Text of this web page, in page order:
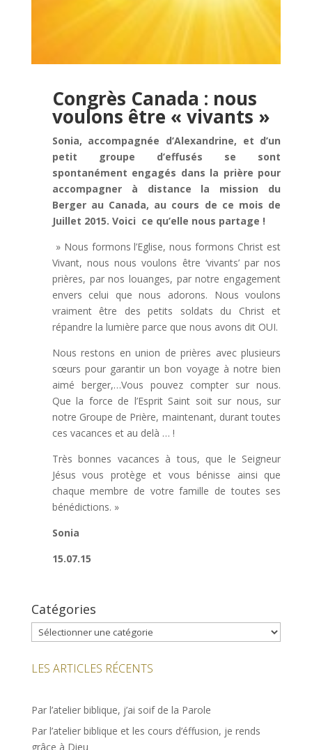
Congrès Canada : nous
voulons être « vivants »
Sonia, accompagnée d’Alexandrine, et d’un
petit groupe d’effusés se sont
spontanément engagés dans la prière pour
accompagner à distance la mission du
Berger au Canada, au cours de ce mois de
Juillet 2015. Voici ce qu’elle nous partage !
» Nous formons l’Eglise, nous formons Christ est
Vivant, nous nous voulons être ‘vivants’ par nos
prières, par nos louanges, par notre engagement
envers celui que nous adorons. Nous voulons
vraiment être des petits soldats du Christ et
répandre la lumière parce que nous avons dit OUI.
Nous restons en union de prières avec plusieurs
sœurs pour garantir un bon voyage à notre bien
aimé berger,…Vous pouvez compter sur nous.
Que la force de l’Esprit Saint soit sur nous, sur
notre Groupe de Prière, maintenant, durant toutes
ces vacances et au delà … !
Très bonnes vacances à tous, que le Seigneur
Jésus vous protège et vous bénisse ainsi que
chaque membre de votre famille de toutes ses
bénédictions. »
Sonia
15.07.15
Catégories
Catégories
LES ARTICLES RÉCENTS
Par l’atelier biblique, j’ai soif de la Parole
Par l’atelier biblique et les cours d’éffusion, je rends
grâce à Dieu